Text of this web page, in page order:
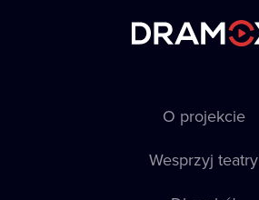
O projekcie
Wesprzyj teatry